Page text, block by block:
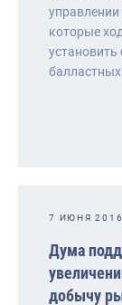
которые
7 ИЮНЯ 2016
Дума
добычу